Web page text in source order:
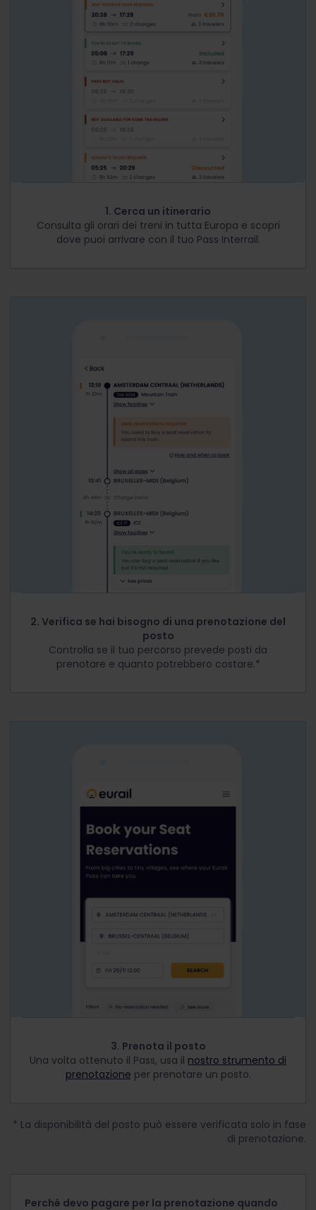
1. Cerca un itinerario
Consulta gli orari dei treni in tutta Europa e scopri
dove puoi arrivare con il tuo Pass Interrail.
2. Verifica se hai bisogno di una prenotazione del
posto
Controlla se il tuo percorso prevede posti da
prenotare e quanto potrebbero costare.*
3. Prenota il posto
Una volta ottenuto il Pass, usa il nostro strumento di
prenotazione per prenotare un posto.
* La disponibilità del posto può essere verificata solo in fase
di prenotazione.
Perché devo pagare per la prenotazione quando